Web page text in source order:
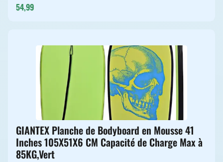
54,99
GIANTEX Planche de Bodyboard en Mousse 41
Inches 105X51X6 CM Capacité de Charge Max à
85KG,Vert